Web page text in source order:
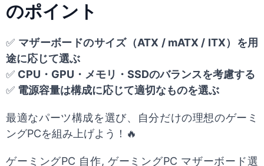
のポイント
✅ マザーボードのサイズ（ATX / mATX / ITX）を用
途に応じて選ぶ
✅ CPU・GPU・メモリ・SSDのバランスを考慮する
✅ 電源容量は構成に応じて適切なものを選ぶ
最適なパーツ構成を選び、自分だけの理想のゲーミ
ングPCを組み上げよう！🔥
ゲーミングPC 自作, ゲーミングPC マザーボード選